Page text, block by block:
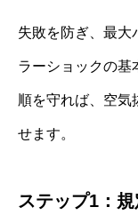
失敗を防ぎ、最大
ラーショックの基
順を守れば、空気
せます。
ステップ1：